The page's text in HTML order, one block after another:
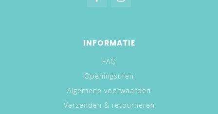
INFORMATIE
FAQ
Openingsuren
Algemene voorwaarden
Verzenden & retourneren